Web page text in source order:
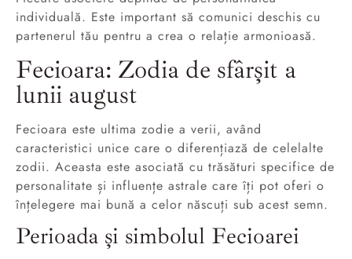
individuală. Este important să comunici deschis cu
partenerul tău pentru a crea o relație armonioasă.
Fecioara: Zodia de sfârșit a
lunii august
Fecioara este ultima zodie a verii, având
caracteristici unice care o diferențiază de celelalte
zodii. Aceasta este asociată cu trăsături specifice de
personalitate și influențe astrale care îți pot oferi o
înțelegere mai bună a celor născuți sub acest semn.
Perioada și simbolul Fecioarei